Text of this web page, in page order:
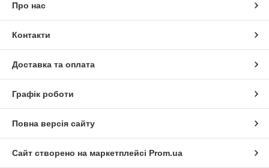
Про нас
Контакти
Доставка та оплата
Графік роботи
Повна версія сайту
Сайт створено на маркетплейсі Prom.ua